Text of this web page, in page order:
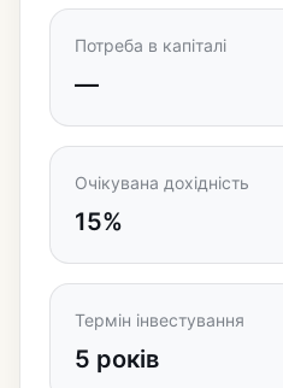
Потреба в капіталі
—
Очікувана дохідність
15%
Термін інвестування
5 років